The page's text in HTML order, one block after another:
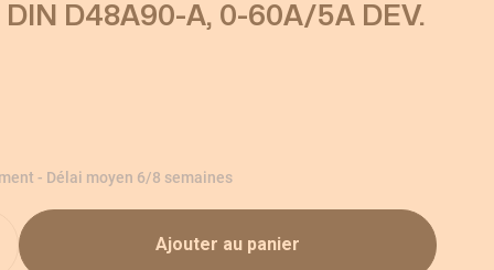
D48A90-A, 0-60A/5A DEV.
- Délai moyen 6/8 semaines
Ajouter au panier